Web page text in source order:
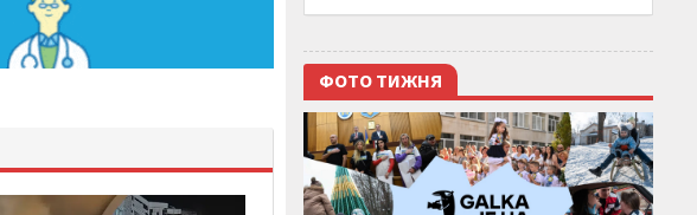
ФОТО ТИЖНЯ